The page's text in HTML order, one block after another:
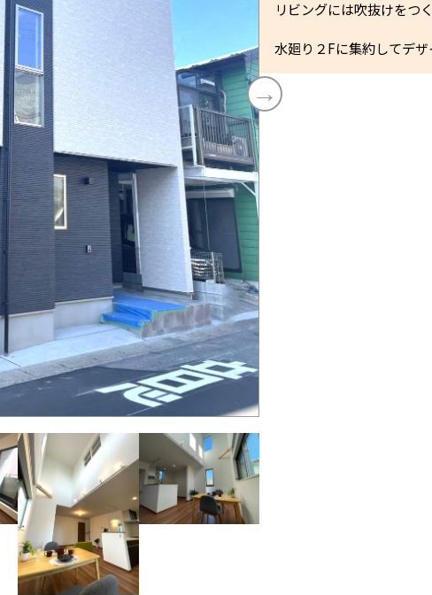
リビングには吹抜けをつ
水廻り２Fに集約してデ